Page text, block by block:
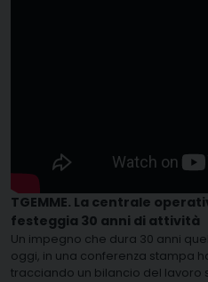
TGEMME. La centrale
festeggia 30 anni di attività
Un impegno che dura 30 anni
oggi, in una conferenza stampa
tracciando un bilancio del lavoro